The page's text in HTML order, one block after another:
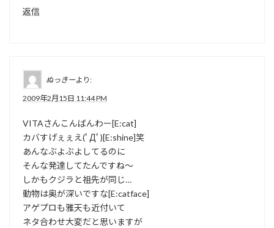
返信
ぬっきーより:
2009年2月15日 11:44 PM
VITAさんこんばんわー[E:cat]
カバすげぇぇえ(ﾟДﾟ)[E:shine]笑
あんなぶよぶよしてるのに
そんな発達してたんですね〜
しかもクジラと祖先が同じ…
動物は奥が深いですな[E:catface]
アゲプロも雅天も近付いて
ネタ合わせ大変だと思いますが